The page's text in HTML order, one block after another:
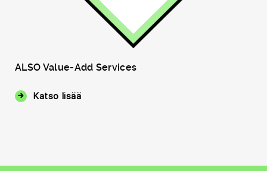
ALSO Value-Add Services
Katso lisää